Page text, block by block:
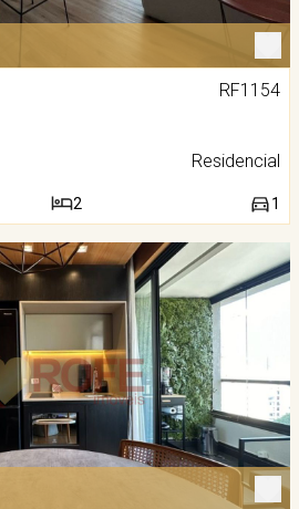
RF1154
Residencial
2 1